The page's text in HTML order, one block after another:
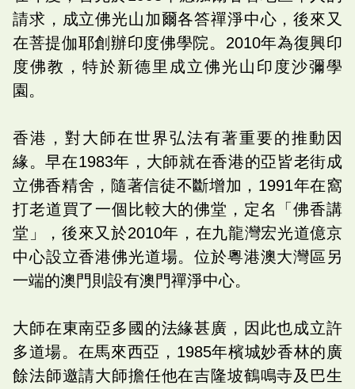
請求，成立佛光山加爾各答禪淨中心，後來又
在菩提伽耶創辦印度佛學院。2010年為復興印
度佛教，特於新德里成立佛光山印度沙彌學
園。
香港，對大師在世界弘法有著重要的推動因
緣。早在1983年，大師就在香港的亞皆老街成
立佛香精舍，隨著信徒不斷增加，1991年在窩
打老道買了一個比較大的佛堂，定名「佛香講
堂」，後來又於2010年，在九龍灣宏光道億京
中心設立香港佛光道場。位於粵港澳大灣區另
一端的澳門則設有澳門禪淨中心。
大師在東南亞多國的法緣甚廣，因此也成立許
多道場。在馬來西亞，1985年檳城妙香林的廣
餘法師邀請大師擔任他在吉隆坡鶴鳴寺及巴生